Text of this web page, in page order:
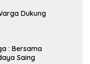
Dukung
: Bersama
Saing